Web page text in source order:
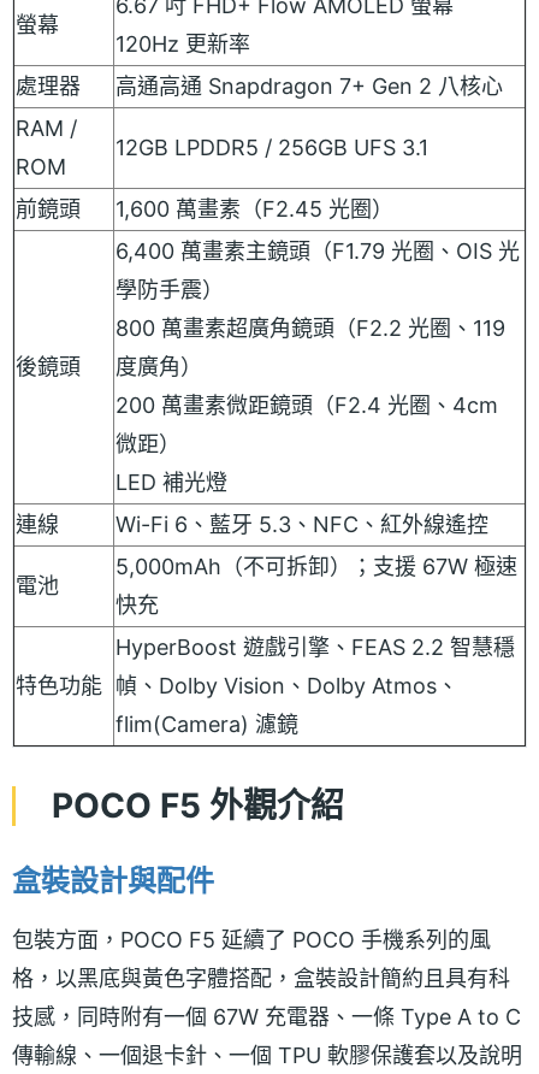
螢幕
120Hz 更新率
處理器
高通高通 Snapdragon 7+ Gen 2 八核心
RAM /
ROM
12GB LPDDR5 / 256GB UFS 3.1
前鏡頭 1,600 萬畫素（F2.45 光圈）
後鏡頭
6,400 萬畫素主鏡頭（F1.79 光圈、OIS 光
學防手震）
800 萬畫素超廣角鏡頭（F2.2 光圈、119
度廣角）
200 萬畫素微距鏡頭（F2.4 光圈、4cm
微距）
LED 補光燈
連線
Wi-Fi 6、藍牙 5.3、NFC、紅外線遙控
電池
5,000mAh（不可拆卸）；支援 67W 極速
快充
特色功能
HyperBoost 遊戲引擎、FEAS 2.2 智慧穩
幀、Dolby Vision、Dolby Atmos、
flim(Camera) 濾鏡
POCO F5 外觀介紹
盒裝設計與配件
包裝方面，POCO F5 延續了 POCO 手機系列的風
格，以黑底與黃色字體搭配，盒裝設計簡約且具有科
技感，同時附有一個 67W 充電器、一條 Type A to C
傳輸線、一個退卡針、一個 TPU 軟膠保護套以及說明